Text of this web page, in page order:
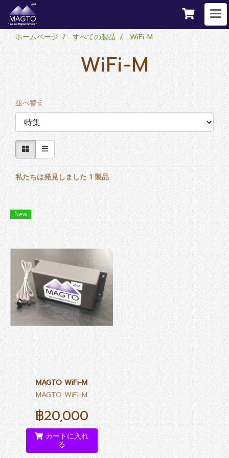
ホームページ すべての製品 WiFi-M
WiFi-M
並べ替え
私たちは発見しました 1 製品
New
MAGTO WiFi-M
MAGTO WiFi-M
฿20,000
カートに入れ
る